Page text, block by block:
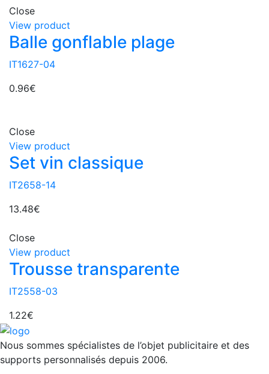
Close
View product
Balle gonflable plage
IT1627-04
0.96€
Close
View product
Set vin classique
IT2658-14
13.48€
Close
View product
Trousse transparente
IT2558-03
1.22€
Nous sommes spécialistes de l’objet publicitaire et des
supports personnalisés depuis 2006.